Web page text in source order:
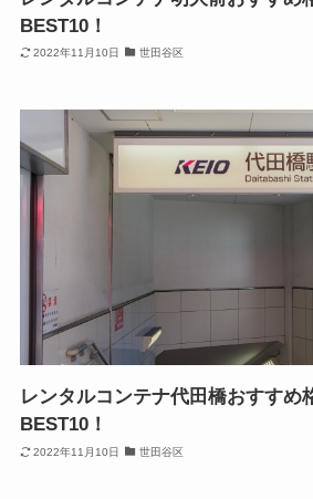
BEST10！
2022年11月10日 世田谷区
レンタルコンテナ代田橋おすすめ
BEST10！
2022年11月10日 世田谷区